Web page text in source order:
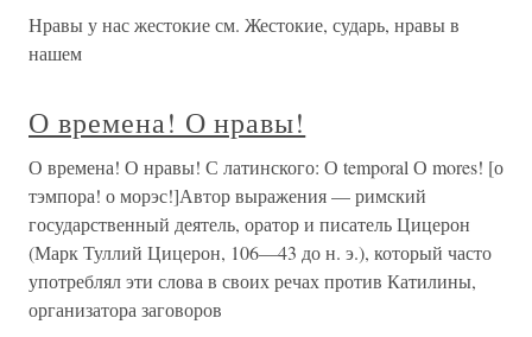
Нравы у нас жестокие см. Жестокие, сударь, нравы в
нашем
О времена! О нравы!
О времена! О нравы! С латинского: О temporal О mores! [о
тэмпора! о морэс!]Автор выражения — римский
государственный деятель, оратор и писатель Цицерон
(Марк Туллий Цицерон, 106—43 до н. э.), который часто
употреблял эти слова в своих речах против Катилины,
организатора заговоров